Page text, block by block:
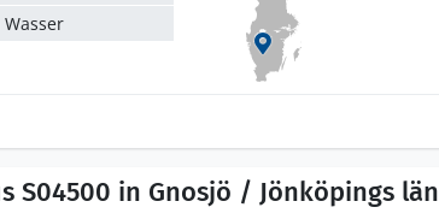
S04500 in Gnosjö / Jönköpings län